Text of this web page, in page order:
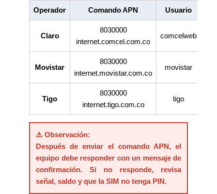
Operador Comando APN Usuario
Claro
8030000
internet.comcel.com.co
comcelweb
Movistar
8030000
internet.movistar.com.co
movistar
Tigo
8030000
internet.tigo.com.co
tigo
⚠️ Observación:
Después de enviar el comando APN, el
equipo debe responder con un mensaje de
confirmación. Si no responde, revisa
señal, saldo y que la SIM no tenga PIN.